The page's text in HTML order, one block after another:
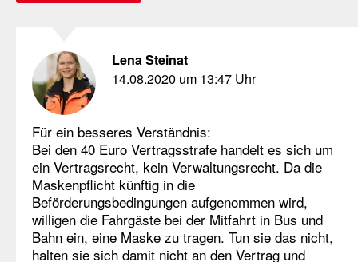
Lena Steinat
14.08.2020 um 13:47 Uhr
Für ein besseres Verständnis:
Bei den 40 Euro Vertragsstrafe handelt es sich um
ein Vertragsrecht, kein Verwaltungsrecht. Da die
Maskenpflicht künftig in die
Beförderungsbedingungen aufgenommen wird,
willigen die Fahrgäste bei der Mitfahrt in Bus und
Bahn ein, eine Maske zu tragen. Tun sie das nicht,
halten sie sich damit nicht an den Vertrag und